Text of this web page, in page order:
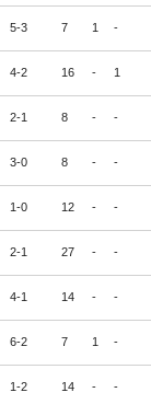
5-3 7 1 -
4-2 16 - 1
2-1 8 - -
3-0 8 - -
1-0 12 - -
2-1 27 - -
4-1 14 - -
6-2 7 1 -
1-2 14 - -